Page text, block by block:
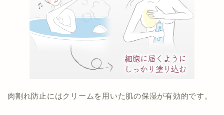
肉割れ防止にはクリームを用いた肌の保湿が有効的です。